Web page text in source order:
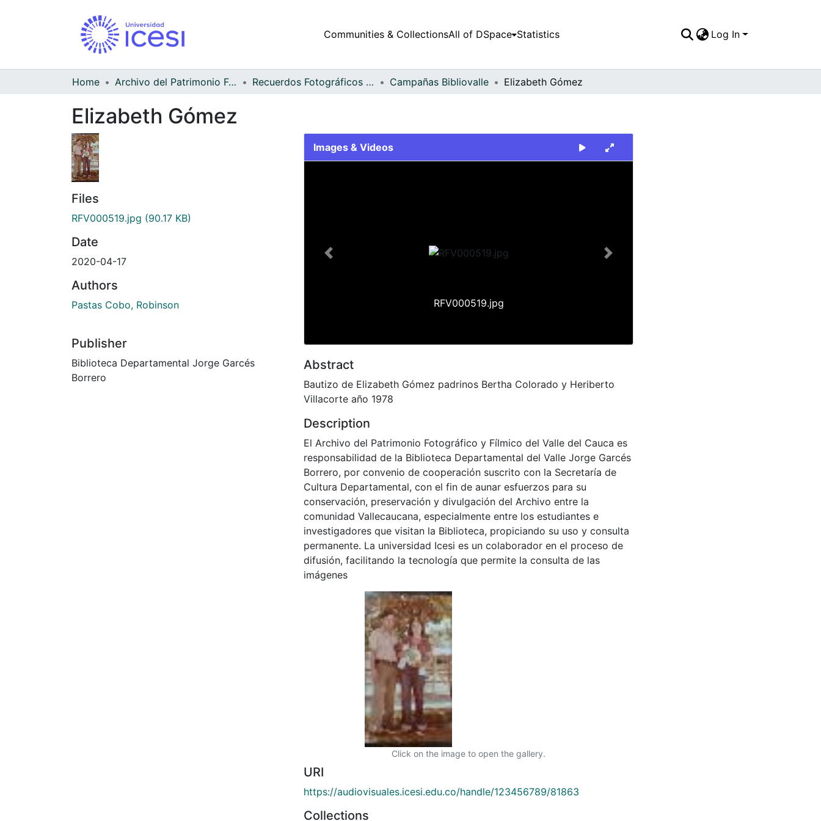
Communities & CollectionsAll of DSpace Statistics Log In
Home Archivo del Patrimonio Fotográfico y Fílmico del Valle del Cauca Recuerdos Fotográficos Vallecaucanos Campañas Bibliovalle Elizabeth Gómez
Elizabeth Gómez
Files
RFV000519.jpg (90.17 KB)
Date
2020-04-17
Authors
Pastas Cobo, Robinson
Publisher
Biblioteca Departamental Jorge Garcés
Borrero
Images & Videos
RFV000519.jpg
Previous Next
Abstract
Bautizo de Elizabeth Gómez padrinos Bertha Colorado y Heriberto
Villacorte año 1978
Description
El Archivo del Patrimonio Fotográfico y Fílmico del Valle del Cauca es
responsabilidad de la Biblioteca Departamental del Valle Jorge Garcés
Borrero, por convenio de cooperación suscrito con la Secretaría de
Cultura Departamental, con el fin de aunar esfuerzos para su
conservación, preservación y divulgación del Archivo entre la
comunidad Vallecaucana, especialmente entre los estudiantes e
investigadores que visitan la Biblioteca, propiciando su uso y consulta
permanente. La universidad Icesi es un colaborador en el proceso de
difusión, facilitando la tecnología que permite la consulta de las
imágenes
Click on the image to open the gallery.
URI
https://audiovisuales.icesi.edu.co/handle/123456789/81863
Collections